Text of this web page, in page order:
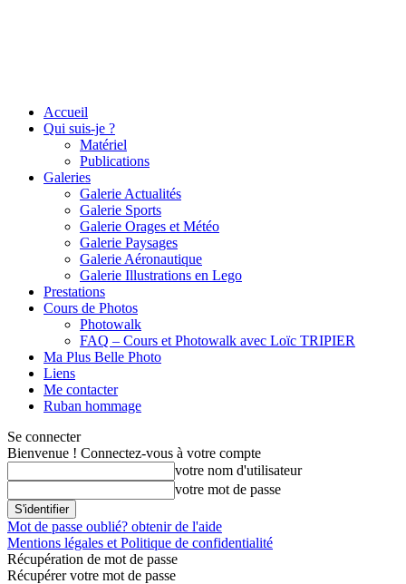
Accueil
Qui suis-je ?
Matériel
Publications
Galeries
Galerie Actualités
Galerie Sports
Galerie Orages et Météo
Galerie Paysages
Galerie Aéronautique
Galerie Illustrations en Lego
Prestations
Cours de Photos
Photowalk
FAQ – Cours et Photowalk avec Loïc TRIPIER
Ma Plus Belle Photo
Liens
Me contacter
Ruban hommage
Se connecter
Bienvenue ! Connectez-vous à votre compte
votre nom d'utilisateur
votre mot de passe
Mot de passe oublié? obtenir de l'aide
Mentions légales et Politique de confidentialité
Récupération de mot de passe
Récupérer votre mot de passe